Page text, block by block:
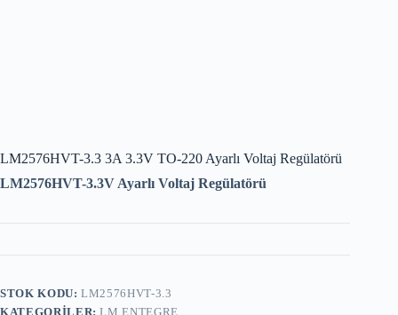
LM2576HVT-3.3 3A 3.3V TO-220 Ayarlı Voltaj Regülatörü
LM2576HVT-3.3V Ayarlı Voltaj Regülatörü
STOK KODU:LM2576HVT-3.3
KATEGORILER:LM ENTEGRE